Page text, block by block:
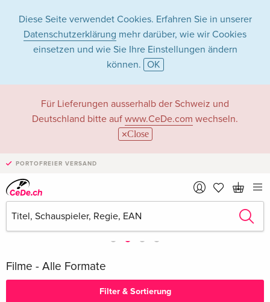
Diese Seite verwendet Cookies. Erfahren Sie in unserer
Datenschutzerklärung mehr darüber, wie wir Cookies
einsetzen und wie Sie Ihre Einstellungen ändern
können. OK
Für Lieferungen ausserhalb der Schweiz und
Deutschland bitte auf www.CeDe.com wechseln.
Close
PORTOFREIER VERSAND
Filme - Alle Formate
Filter & Sortierung